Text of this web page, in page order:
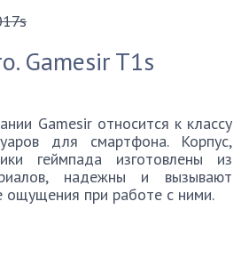
Gamesir T1s
Gamesir относится к классу
для смартфона. Корпус,
геймпада изготовлены из
надежны и вызывают
ощущения при работе с ними.